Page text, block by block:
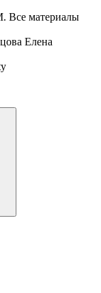
Все материалы
Елена